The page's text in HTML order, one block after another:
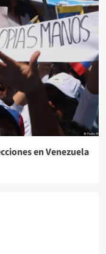
en Venezuela